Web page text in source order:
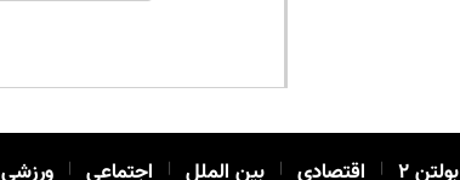
بولتن ۲ | اقتصادی | بین الملل | اجتماعی | ورزشی